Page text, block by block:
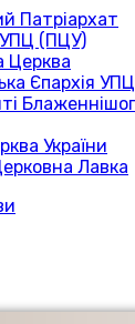
Патріархат
УПЦ (ПЦУ)
Церква
Єпархія
України
Лавка